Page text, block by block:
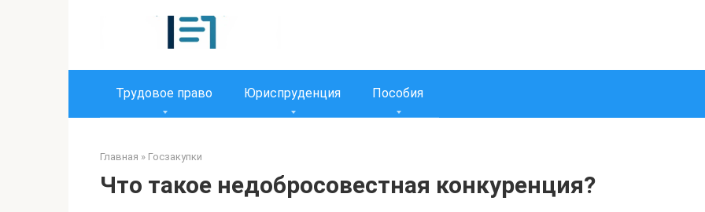
Трудовое право Юриспруденция Пособия
Главная » Госзакупки
Что такое недобросовестная конкуренция?